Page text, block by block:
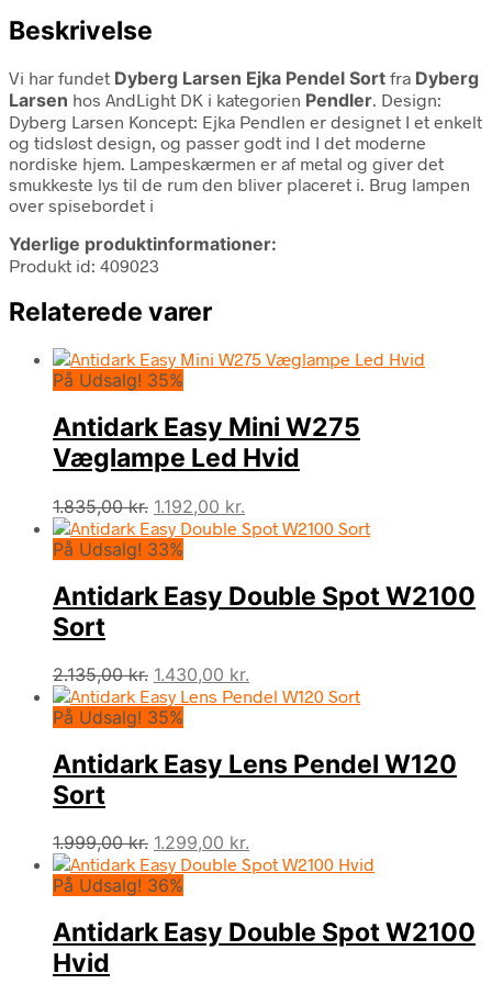
Beskrivelse
Vi har fundet Dyberg Larsen Ejka Pendel Sort fra Dyberg
Larsen hos AndLight DK i kategorien Pendler. Design:
Dyberg Larsen Koncept: Ejka Pendlen er designet I et enkelt
og tidsløst design, og passer godt ind I det moderne
nordiske hjem. Lampeskærmen er af metal og giver det
smukkeste lys til de rum den bliver placeret i. Brug lampen
over spisebordet i
Yderlige produktinformationer:
Produkt id: 409023
Relaterede varer
På Udsalg! 35%
Antidark Easy Mini W275
Væglampe Led Hvid
1.835,00kr. Den
oprindelige
pris
1.835,00 kr..
1.192,00 kr.
aktuelle
1.192,00 kr..
På Udsalg! 33%
Antidark Easy Double Spot W2100
Sort
2.135,00kr. Den
oprindelige
pris
2.135,00 kr..
1.430,00 kr.
aktuelle
1.430,00 kr..
På Udsalg! 35%
Antidark Easy Lens Pendel W120
Sort
1.999,00kr. Den
oprindelige
pris
1.999,00 kr..
1.299,00 kr.
aktuelle
1.299,00 kr..
På Udsalg! 36%
Antidark Easy Double Spot W2100
Hvid